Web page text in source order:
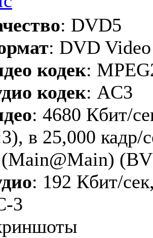
: DVD5
: DVD Video
кодек:
кодек: AC3
: 4680 Кбит/
в 25,000 кадр/
: 192 Кбит/
3